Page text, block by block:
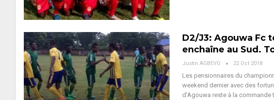
D2/J3: Agouwa Fc
enchaîne au Sud.
Justin AGBEVO 22 Oct 2018
Les pensionnaires du
weekend dernier avec des
d'Agouwa reste à la commande